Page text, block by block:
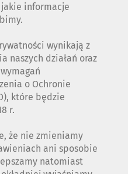
informacje
wynikają z
naszych działań oraz
o Ochronie
które będzie
r.
że nie zmieniamy
ani sposobie
natomiast